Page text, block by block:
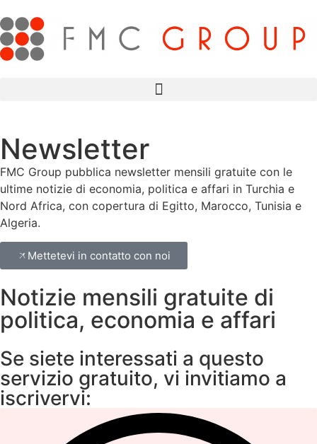
Newsletter
FMC Group pubblica newsletter mensili gratuite con le
ultime notizie di economia, politica e affari in Turchia e
Nord Africa, con copertura di Egitto, Marocco, Tunisia e
Algeria.
Mettetevi in contatto con noi
Notizie mensili gratuite di
politica, economia e affari
Se siete interessati a questo
servizio gratuito, vi invitiamo a
iscrivervi: